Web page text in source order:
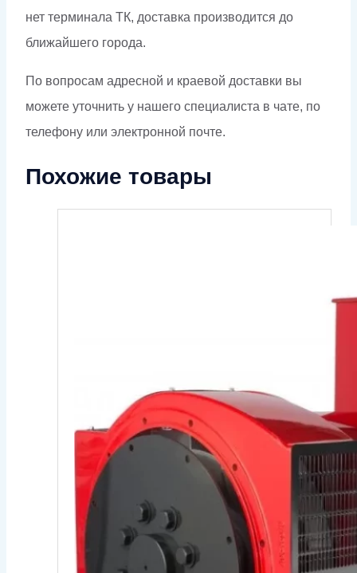
нет терминала ТК, доставка производится до
ближайшего города.
По вопросам адресной и краевой доставки вы
можете уточнить у нашего специалиста в чате, по
телефону или электронной почте.
Похожие товары